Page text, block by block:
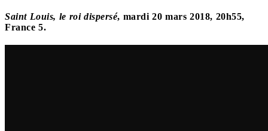
Saint Louis, le roi dispersé, mardi 20 mars 2018, 20h55,
France 5.